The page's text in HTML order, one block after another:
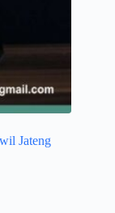
Jateng